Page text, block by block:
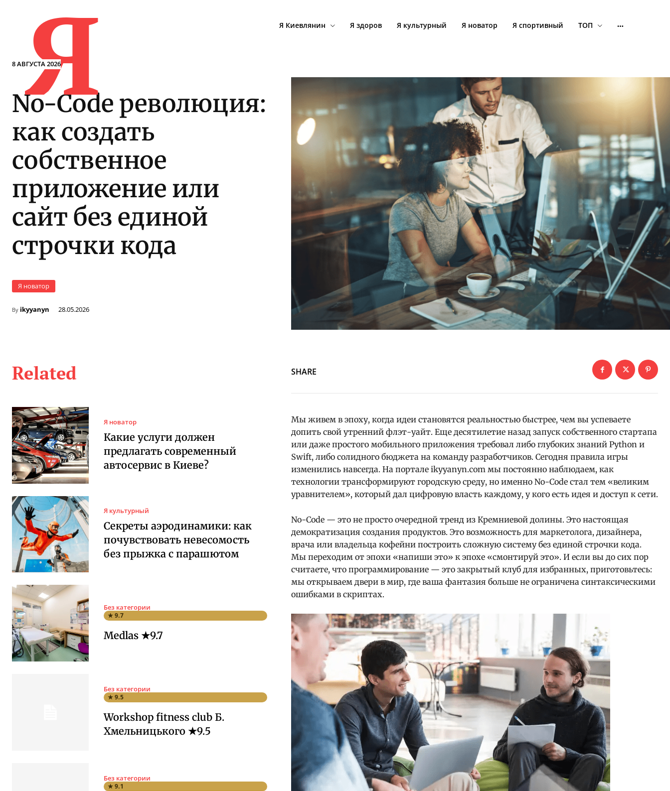
8 АВГУСТА 2026
Я Я Киевлянин Я здоров Я культурный Я новатор Я спортивный ТОП
No-Code революция:
как создать
собственное
приложение или
сайт без единой
строчки кода
Я новатор
By ikyyanyn 28.05.2026
Related
Я новатор
Какие услуги должен
предлагать современный
автосервис в Киеве?
Я культурный
Секреты аэродинамики: как
почувствовать невесомость
без прыжка с парашютом
Без категории
★ 9.7
Medlas ★9.7
Без категории
★ 9.5
Workshop fitness club Б.
Хмельницького ★9.5
Без категории
★ 9.1
SHARE
Мы живем в эпоху, когда идеи становятся реальностью быстрее, чем вы успеваете
допить свой утренний флэт-уайт. Еще десятилетие назад запуск собственного стартапа
или даже простого мобильного приложения требовал либо глубоких знаний Python и
Swift, либо солидного бюджета на команду разработчиков. Сегодня правила игры
изменились навсегда. На портале ikyyanyn.com мы постоянно наблюдаем, как
технологии трансформируют городскую среду, но именно No-Code стал тем «великим
уравнителем», который дал цифровую власть каждому, у кого есть идея и доступ к сети.
No-Code — это не просто очередной тренд из Кремниевой долины. Это настоящая
демократизация создания продуктов. Это возможность для маркетолога, дизайнера,
врача или владельца кофейни построить сложную систему без единой строчки кода.
Мы переходим от эпохи «напиши это» к эпохе «смонтируй это». И если вы до сих пор
считаете, что программирование — это закрытый клуб для избранных, приготовьтесь:
мы открываем двери в мир, где ваша фантазия больше не ограничена синтаксическими
ошибками в скриптах.